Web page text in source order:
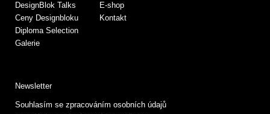
DesignBlok Talks
Ceny Designbloku
Diploma Selection
Galerie
E-shop
Kontakt
Newsletter
Souhlasím se zpracováním osobních údajů